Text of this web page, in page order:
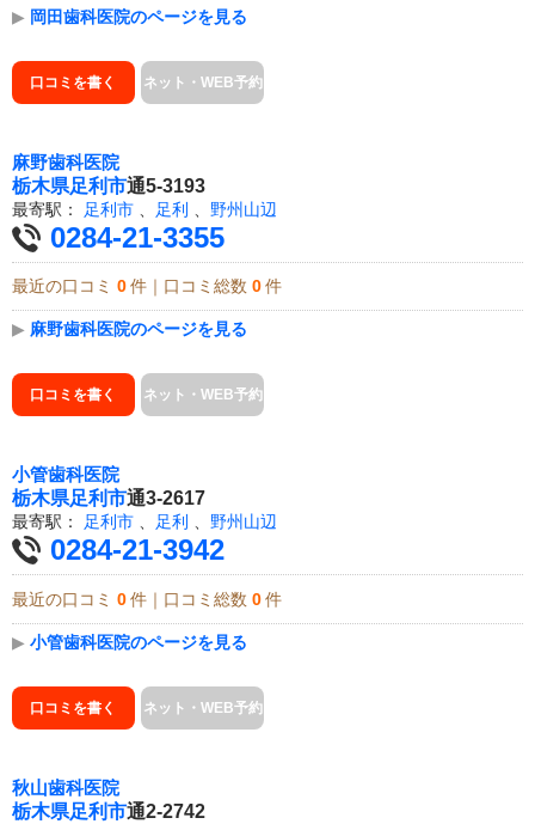
▶ 岡田歯科医院のページを見る
口コミを書く ネット・WEB予約
麻野歯科医院
栃木県足利市通5-3193
最寄駅： 足利市 足利 野州山辺
0284-21-3355
最近の口コミ 0 件｜口コミ総数 0 件
▶ 麻野歯科医院のページを見る
口コミを書く ネット・WEB予約
小管歯科医院
栃木県足利市通3-2617
最寄駅： 足利市 、 足利 、 野州山辺
0284-21-3942
最近の口コミ 0 件｜口コミ総数 0 件
▶ 小管歯科医院のページを見る
口コミを書く ネット・WEB予約
秋山歯科医院
栃木県足利市通2-2742